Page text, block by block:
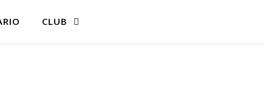
CLUB